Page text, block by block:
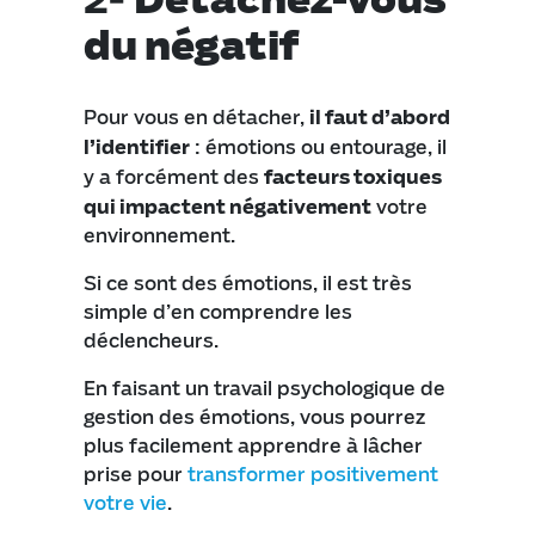
du négatif
Pour vous en détacher, il faut d’abord
l’identifier : émotions ou entourage, il
y a forcément des facteurs toxiques
qui impactent négativementvotre
environnement.
Si ce sont des émotions, il est très
simple d’en comprendre les
déclencheurs.
En faisant un travail psychologique de
gestion des émotions, vous pourrez
plus facilement apprendre à lâcher
prise pourtransformer positivement
votre vie.